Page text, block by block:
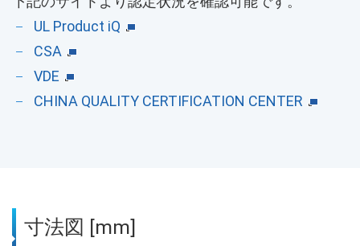
UL Product iQ
CSA
VDE
CHINA QUALITY CERTIFICATION CENTER
寸法図 [mm]